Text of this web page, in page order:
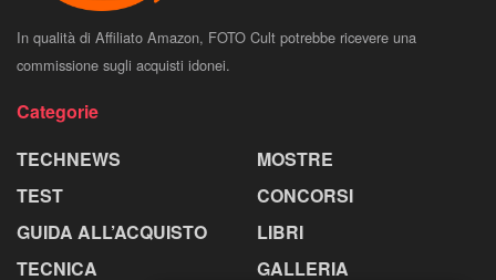
In qualità di Affiliato Amazon, FOTO Cult potrebbe ricevere una
commissione sugli acquisti idonei.
Categorie
TECHNEWS
TEST
GUIDA ALL’ACQUISTO
TECNICA
MOSTRE
CONCORSI
LIBRI
GALLERIA